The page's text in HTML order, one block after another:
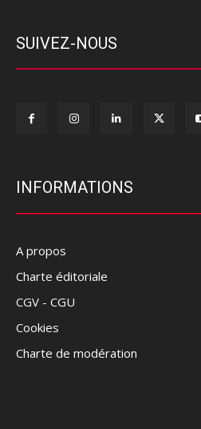
SUIVEZ-NOUS
INFORMATIONS
A propos
Charte éditoriale
CGV - CGU
Cookies
Charte de modération